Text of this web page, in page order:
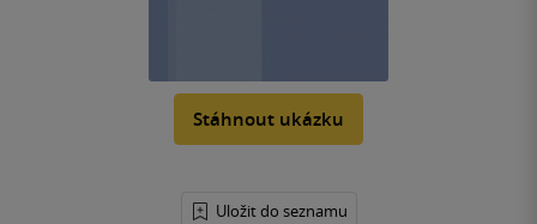
Stáhnout ukázku
Uložit do seznamu